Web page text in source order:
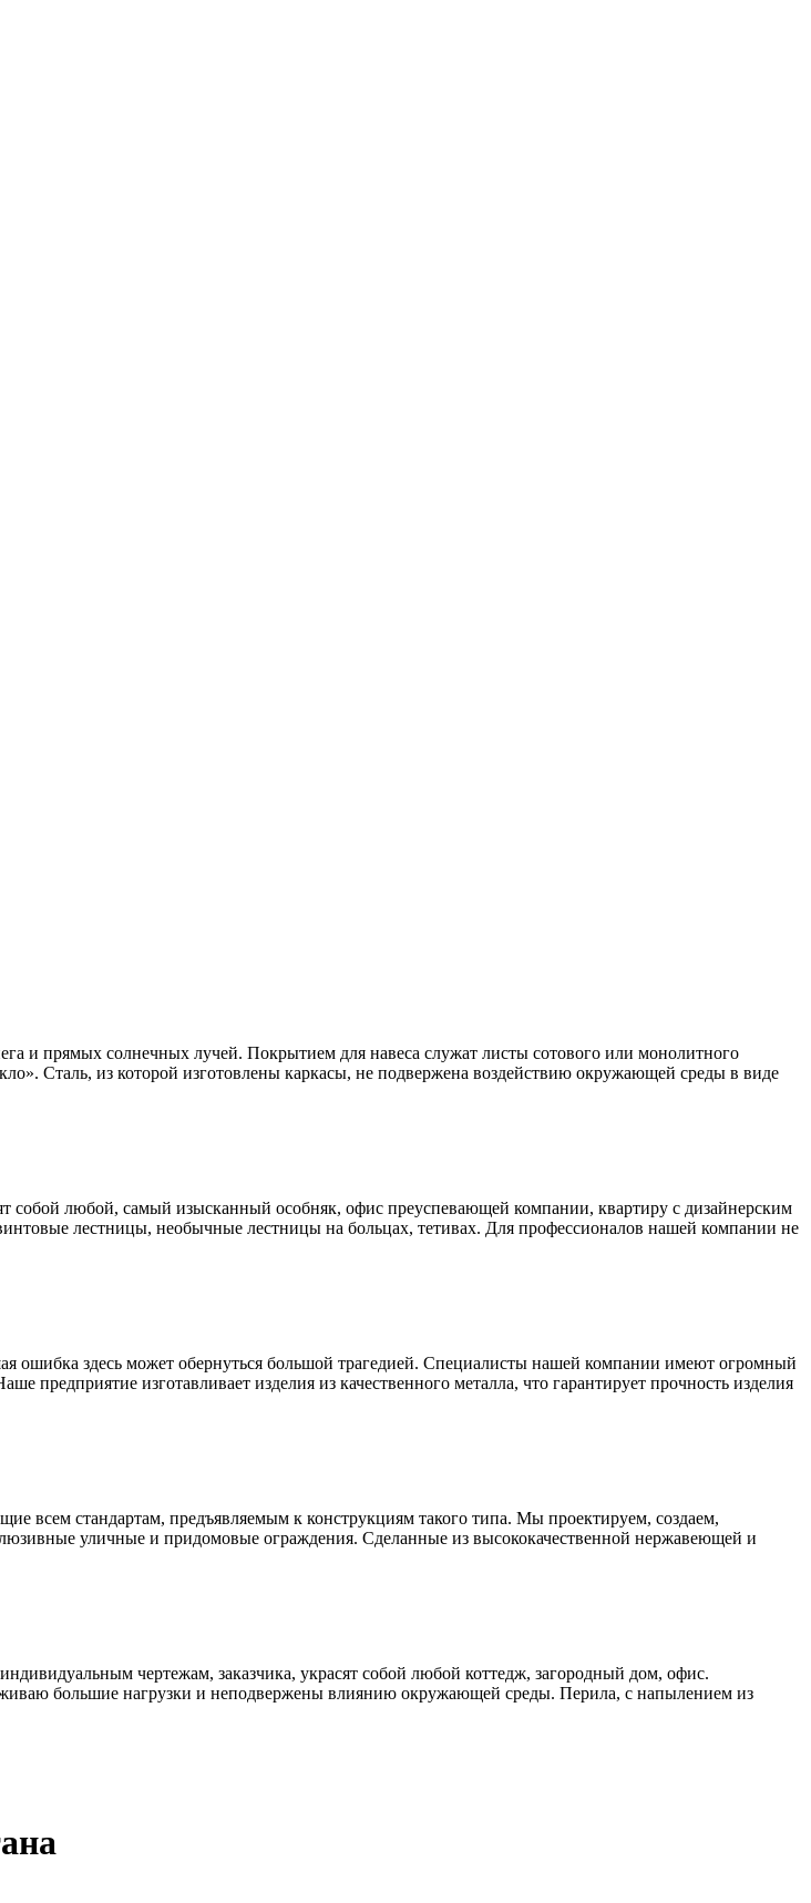
и прямых солнечных лучей. Покрытием для навеса служат листы сотового или монолитного
Сталь, из которой изготовлены каркасы, не подвержена воздействию окружающей среды в виде
собой любой, самый изысканный особняк, офис преуспевающей компании, квартиру с дизайнерским
лестницы, необычные лестницы на больцах, тетивах. Для профессионалов нашей компании не
ошибка здесь может обернуться большой трагедией. Специалисты нашей компании имеют огромный
предприятие изготавливает изделия из качественного металла, что гарантирует прочность изделия
всем стандартам, предъявляемым к конструкциям такого типа. Мы проектируем, создаем,
уличные и придомовые ограждения. Сделанные из высококачественной нержавеющей и
чертежам, заказчика, украсят собой любой коттедж, загородный дом, офис.
большие нагрузки и неподвержены влиянию окружающей среды. Перила, с напылением из